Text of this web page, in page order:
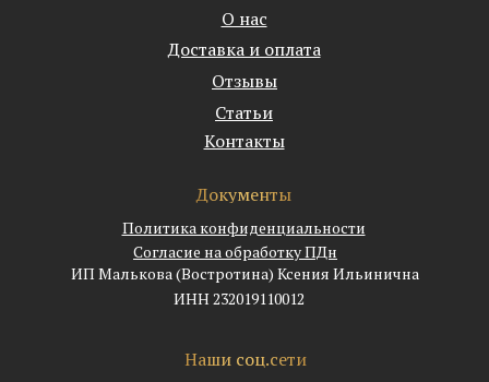
О нас
Доставка и оплата
ИП Малькова (Востротина) Ксения Ильинична
ИНН 232019110012
Политика конфиденциальности
Отзывы
Статьи
Наши соц.сети
Контакты
Документы
Согласие на обработку ПДн